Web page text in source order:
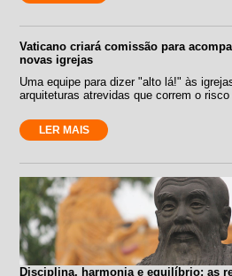
Vaticano criará comissão para
novas igrejas
Uma equipe para dizer "alto lá!" às
arquiteturas atrevidas que correm o
LER MAIS
Disciplina, harmonia e equilíbrio: as